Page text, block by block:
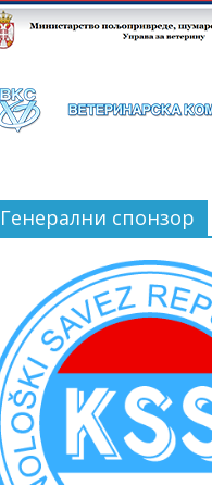
Генерални спонзор